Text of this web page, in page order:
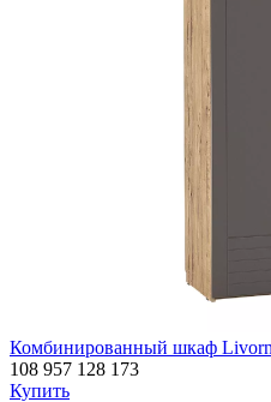
Комбинированный шкаф
108 957 128 173
Купить